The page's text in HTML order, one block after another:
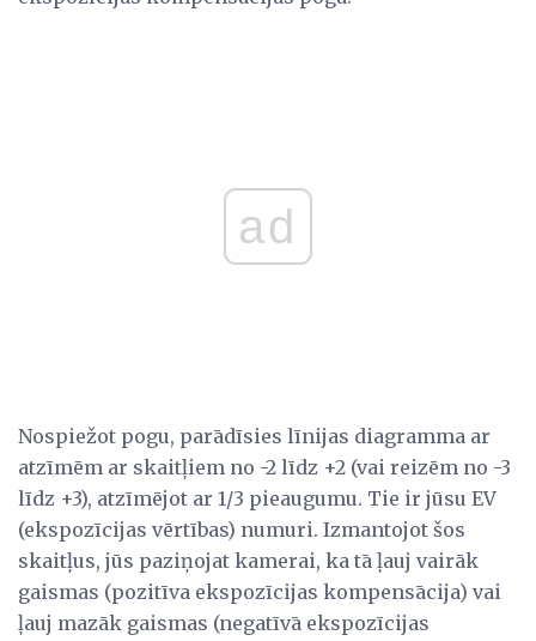
ad
Nospiežot pogu, parādīsies līnijas diagramma ar
atzīmēm ar skaitļiem no -2 līdz +2 (vai reizēm no -3
līdz +3), atzīmējot ar 1/3 pieaugumu. Tie ir jūsu EV
(ekspozīcijas vērtības) numuri. Izmantojot šos
skaitļus, jūs paziņojat kamerai, ka tā ļauj vairāk
gaismas (pozitīva ekspozīcijas kompensācija) vai
ļauj mazāk gaismas (negatīvā ekspozīcijas